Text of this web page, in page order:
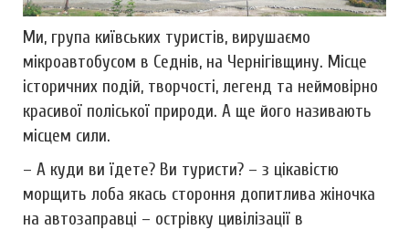
Ми, група київських туристів, вирушаємо
мікроавтобусом в Седнів, на Чернігівщину. Місце
історичних подій, творчості, легенд та неймовірно
красивої поліської природи. А ще його називають
місцем сили.
– А куди ви їдете? Ви туристи? – з цікавістю
морщить лоба якась стороння допитлива жіночка
на автозаправці – острівку цивілізації в